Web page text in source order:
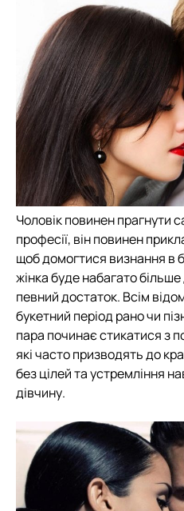
Чоловік повинен прагнути
професії, він повинен
щоб домогтися визнання в
жінка буде набагато
певний достаток. Всім
букетний період рано чи
пара починає стикатися з
які часто призводять до
без цілей та устремління
дівчину.